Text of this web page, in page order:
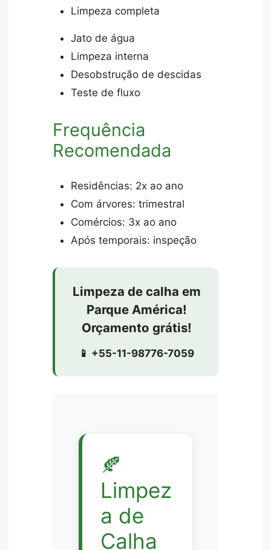
Limpeza completa
Jato de água
Limpeza interna
Desobstrução de descidas
Teste de fluxo
Frequência
Recomendada
Residências: 2x ao ano
Com árvores: trimestral
Comércios: 3x ao ano
Após temporais: inspeção
Limpeza de calha em
Parque América!
Orçamento grátis!
📱 +55-11-98776-7059
🍂
Limpez
a de
Calha